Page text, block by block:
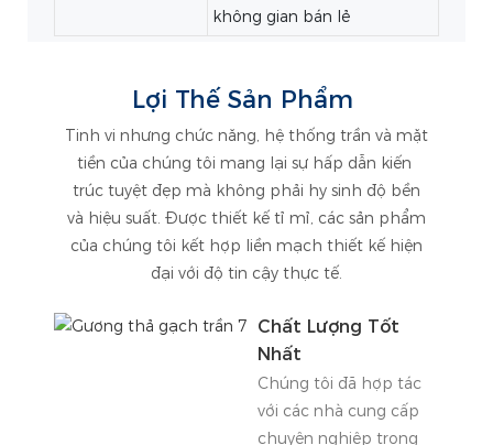
không gian bán lẻ
Lợi Thế Sản Phẩm
Tinh vi nhưng chức năng, hệ thống trần và mặt
tiền của chúng tôi mang lại sự hấp dẫn kiến ​​
trúc tuyệt đẹp mà không phải hy sinh độ bền
và hiệu suất. Được thiết kế tỉ mỉ, các sản phẩm
của chúng tôi kết hợp liền mạch thiết kế hiện
đại với độ tin cậy thực tế.
Chất Lượng Tốt
Nhất
Chúng tôi đã hợp tác
với các nhà cung cấp
chuyên nghiệp trong